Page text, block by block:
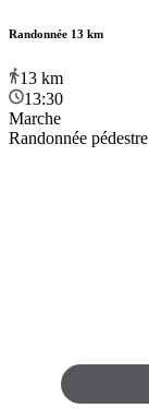
Randonnée 13 km
13 km
13:30
Marche
Randonnée pédestre